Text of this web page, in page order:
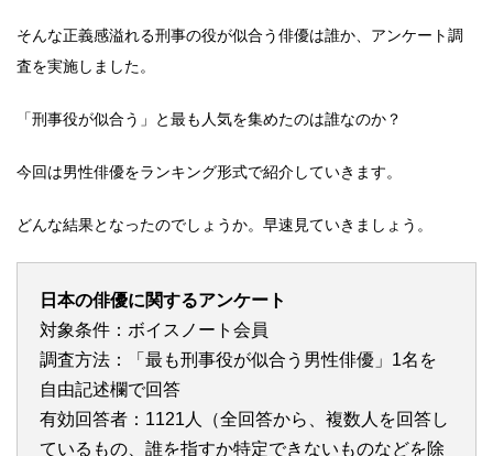
そんな正義感溢れる刑事の役が似合う俳優は誰か、アンケート調
査を実施しました。
「刑事役が似合う」と最も人気を集めたのは誰なのか？
今回は男性俳優をランキング形式で紹介していきます。
どんな結果となったのでしょうか。早速見ていきましょう。
日本の俳優に関するアンケート
対象条件：ボイスノート会員
調査方法：「最も刑事役が似合う男性俳優」1名を
自由記述欄で回答
有効回答者：1121人（全回答から、複数人を回答し
ているもの、誰を指すか特定できないものなどを除